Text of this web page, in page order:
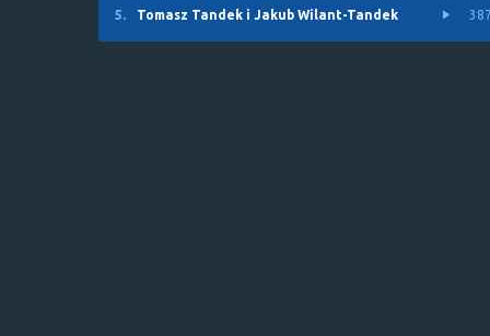
5.
Tomasz Tandek i Jakub Wilant-Tandek